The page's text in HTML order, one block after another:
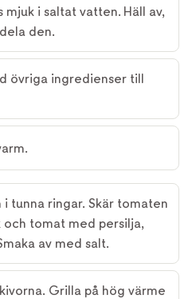
mjuk i saltat vatten. Häll av,
den.
övriga ingredienser till
i tunna ringar. Skär tomaten
och tomat med persilja,
av med salt.
Grilla på hög värme